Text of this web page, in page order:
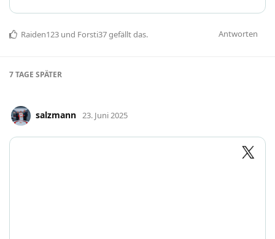
Antworten
Raiden123 und Forsti37gefällt das.
7 TAGE SPÄTER
salzmann 23. Juni 2025